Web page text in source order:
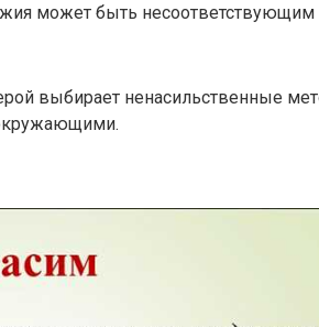
может быть несоответствующим
выбирает ненасильственные